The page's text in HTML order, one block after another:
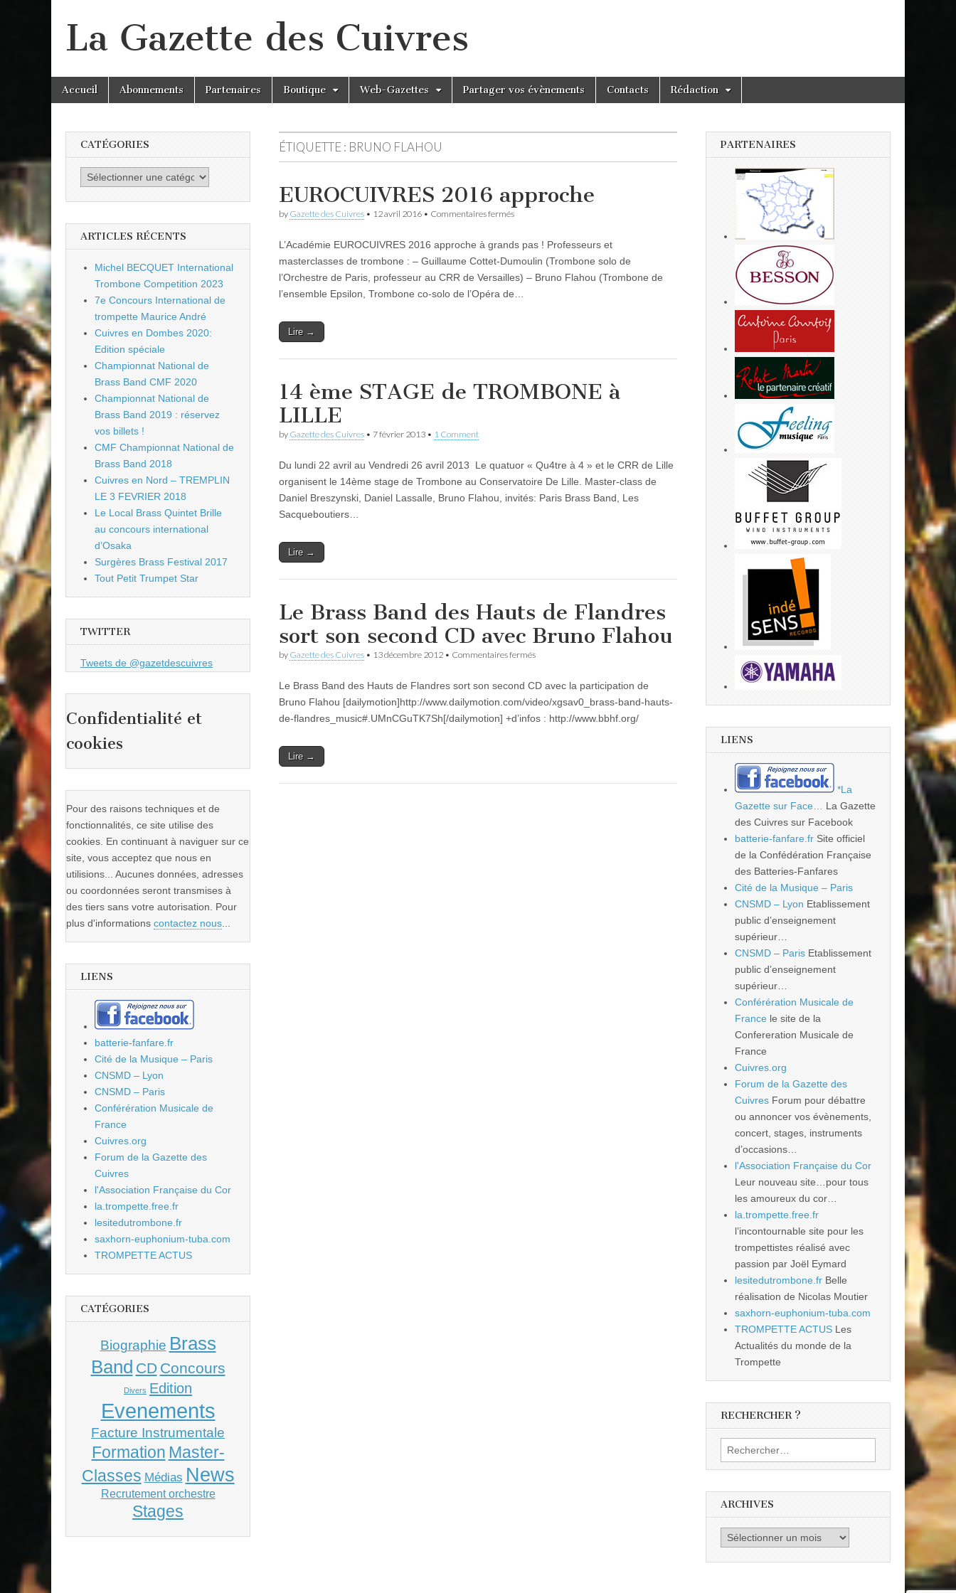
La Gazette des Cuivres
Main
menu
Skip
Accueil Abonnements Partenaires Boutique Web-Gazettes Partager vos évènements Contacts Rédaction
ÉTIQUETTE : BRUNO FLAHOU
EUROCUIVRES 2016 approche
by Gazette des Cuivres • 12 avril 2016 • Commentaires ferméssur
approche
L’Académie EUROCUIVRES 2016 approche à grands pas ! Professeurs et
masterclasses de trombone : – Guillaume Cottet-Dumoulin (Trombone solo de
l’Orchestre de Paris, professeur au CRR de Versailles) – Bruno Flahou (Trombone de
l’ensemble Epsilon, Trombone co-solo de l’Opéra de…
Lire →
14 ème STAGE de TROMBONE à
LILLE
by Gazette des Cuivres • 7 février 2013 • 1 Comment
Du lundi 22 avril au Vendredi 26 avril 2013 Le quatuor « Qu4tre à 4 » et le CRR de Lille
organisent le 14ème stage de Trombone au Conservatoire De Lille. Master-class de
Daniel Breszynski, Daniel Lassalle, Bruno Flahou, invités: Paris Brass Band, Les
Sacqueboutiers…
Lire →
Le Brass Band des Hauts de Flandres
sort son second CD avec Bruno Flahou
by Gazette des Cuivres • 13 décembre 2012 • Commentaires ferméssur
Band
des
de
Le Brass Band des Hauts de Flandres sort son second CD avec la participation de
Bruno Flahou [dailymotion]http://www.dailymotion.com/video/xgsav0_brass-band-hauts-
de-flandres_music#.UMnCGuTK7Sh[/dailymotion] +d’infos : http://www.bbhf.org/
Lire →
CATÉGORIES
Catégories
ARTICLES RÉCENTS
Michel BECQUET International
Trombone Competition 2023
7e Concours International de
trompette Maurice André
Cuivres en Dombes 2020:
Edition spéciale
Championnat National de
Brass Band CMF 2020
Championnat National de
Brass Band 2019 : réservez
vos billets !
CMF Championnat National de
Brass Band 2018
Cuivres en Nord – TREMPLIN
LE 3 FEVRIER 2018
Le Local Brass Quintet Brille
au concours international
d’Osaka
Surgères Brass Festival 2017
Tout Petit Trumpet Star
TWITTER
Tweets de @gazetdescuivres
Confidentialité et
cookies
Pour des raisons techniques et de
fonctionnalités, ce site utilise des
cookies. En continuant à naviguer sur ce
site, vous acceptez que nous en
utilisions... Aucunes données, adresses
ou coordonnées seront transmises à
des tiers sans votre autorisation. Pour
plus d'informations contactez nous...
LIENS
batterie-fanfare.fr
Cité de la Musique – Paris
CNSMD – Lyon
CNSMD – Paris
Conférération Musicale de
France
Cuivres.org
Forum de la Gazette des
Cuivres
l'Association Française du Cor
la.trompette.free.fr
lesitedutrombone.fr
saxhorn-euphonium-tuba.com
TROMPETTE ACTUS
CATÉGORIES
Biographie Brass
Band CD Concours
Divers Edition
Evenements
Facture Instrumentale
Formation Master-
Classes Médias News
Recrutement orchestre
Stages
PARTENAIRES
LIENS
*La
Gazette sur Face…
La Gazette
des Cuivres sur Facebook
batterie-fanfare.fr Site officiel
de la Confédération Française
des Batteries-Fanfares
Cité de la Musique – Paris
CNSMD – Lyon Etablissement
public d’enseignement
supérieur…
CNSMD – Paris Etablissement
public d’enseignement
supérieur…
Conférération Musicale de
France le site de la
Confereration Musicale de
France
Cuivres.org
Forum de la Gazette des
Cuivres Forum pour débattre
ou annoncer vos évènements,
concert, stages, instruments
d’occasions…
l'Association Française du Cor
Leur nouveau site…pour tous
les amoureux du cor…
la.trompette.free.fr
l’incontournable site pour les
trompettistes réalisé avec
passion par Joël Eymard
lesitedutrombone.fr Belle
réalisation de Nicolas Moutier
saxhorn-euphonium-tuba.com
TROMPETTE ACTUS Les
Actualités du monde de la
Trompette
RECHERCHER ?
Rechercher :
ARCHIVES
Archives